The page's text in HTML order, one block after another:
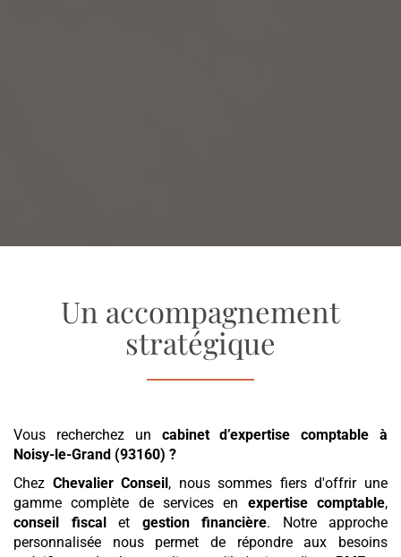
Un accompagnement
stratégique
Vous recherchez un cabinet d’expertise comptable
à
Noisy-le-Grand (93160) ?
Chez Chevalier Conseil, nous sommes fiers d'offrir une
gamme complète de services en expertise comptable,
conseil fiscalet gestion financière. Notre approche
personnalisée nous permet de répondre aux besoins